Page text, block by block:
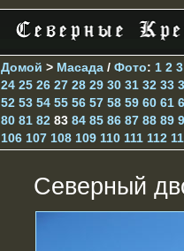
Домой > Масада / Фото: 1 2 3
24 25 26 27 28 29 30 31 32 33
52 53 54 55 56 57 58 59 60 61
80 81 82 83 84 85 86 87 88 89
106 107 108 109 110 111 112
Северный